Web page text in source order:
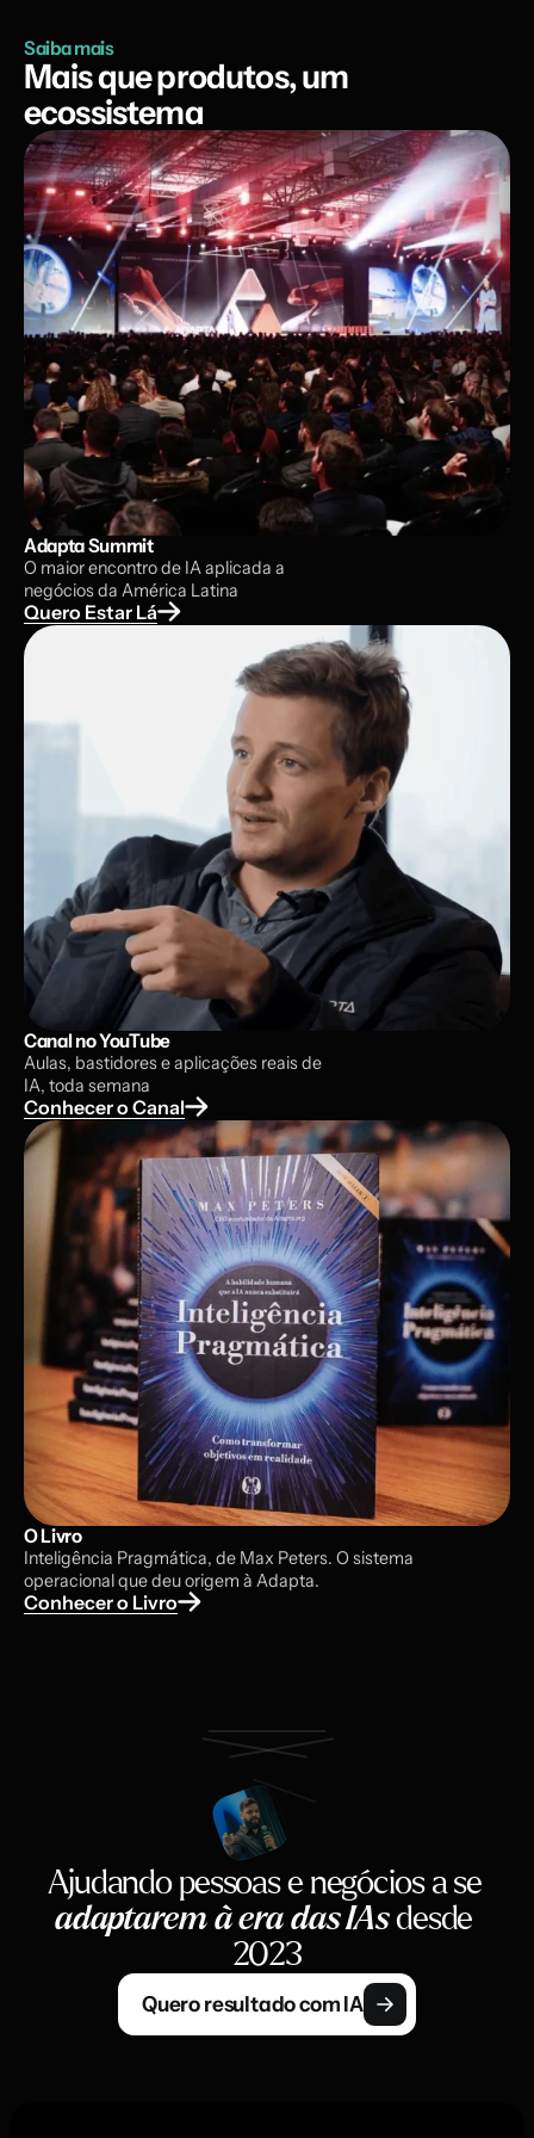
Saiba mais
Mais que produtos, um
ecossistema
Adapta Summit
O maior encontro de IA aplicada a
negócios da América Latina
Quero Estar Lá
Canal no YouTube
Aulas, bastidores e aplicações reais de
IA, toda semana
Conhecer o Canal
O Livro
Inteligência Pragmática, de Max Peters. O sistema
operacional que deu origem à Adapta.
Conhecer o Livro
adaptarem à era das IAs desde
2023
Quero resultado com IA